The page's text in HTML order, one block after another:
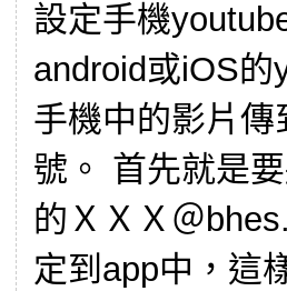
設定手機
android或iOS
手機中的影片
號。 首先就是
的ＸＸＸ＠
定到app中，這